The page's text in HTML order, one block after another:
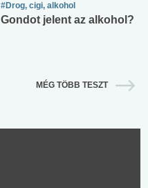
#Drog, cigi, alkohol
Gondot jelent az alkohol?
MÉG TÖBB TESZT